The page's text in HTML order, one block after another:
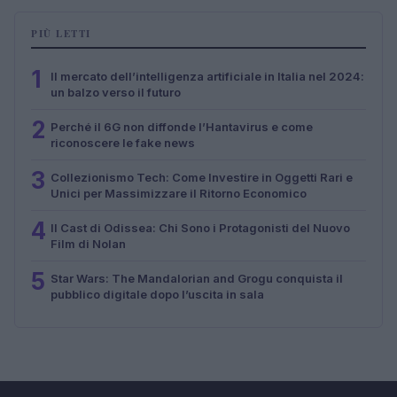
PIÙ LETTI
1
Il mercato dell’intelligenza artificiale in Italia nel 2024:
un balzo verso il futuro
2 Perché il 6G non diffonde l’Hantavirus e come
riconoscere le fake news
3 Collezionismo Tech: Come Investire in Oggetti Rari e
Unici per Massimizzare il Ritorno Economico
4 Il Cast di Odissea: Chi Sono i Protagonisti del Nuovo
Film di Nolan
5 Star Wars: The Mandalorian and Grogu conquista il
pubblico digitale dopo l’uscita in sala